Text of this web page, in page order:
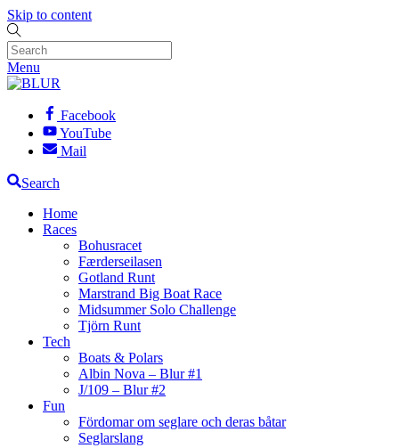
Skip to content
Menu
Facebook
YouTube
Mail
Search
Home
Races
Bohusracet
Færderseilasen
Gotland Runt
Marstrand Big Boat Race
Midsummer Solo Challenge
Tjörn Runt
Tech
Boats & Polars
Albin Nova – Blur #1
J/109 – Blur #2
Fun
Fördomar om seglare och deras båtar
Seglarslang